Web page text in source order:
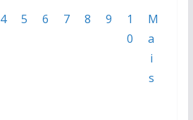
4 5 6 7 8 9
1
0
M
a
i
s